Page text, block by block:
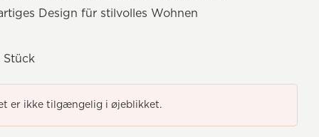
Design für stilvolles Wohnen
Stück
er ikke tilgængelig i øjeblikket.